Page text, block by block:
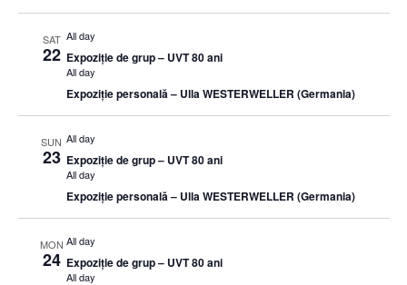
SAT
22
All day
Expoziție de grup – UVT 80 ani
All day
Expoziție personală – Ulla WESTERWELLER (Germania)
SUN
23
All day
Expoziție de grup – UVT 80 ani
All day
Expoziție personală – Ulla WESTERWELLER (Germania)
MON
24
All day
Expoziție de grup – UVT 80 ani
All day